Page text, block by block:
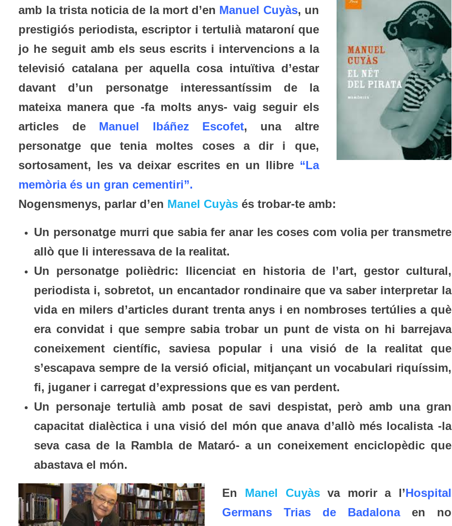
amb la trista noticia de la mort d’en Manuel Cuyàs, un
prestigiós periodista, escriptor i tertulià mataroní que
jo he seguit amb els seus escrits i intervencions a la
televisió catalana per aquella cosa intuïtiva d’estar
davant d’un personatge interessantíssim de la
mateixa manera que -fa molts anys- vaig seguir els
articles de Manuel Ibáñez Escofet, una altre
personatge que tenia moltes coses a dir i que,
sortosament, les va deixar escrites en un llibre“La
memòria és un gran cementiri”.
Nogensmenys, parlar d’en Manel Cuyàs és trobar-te amb:
Un personatge murri que sabia fer anar les coses com volia per transmetre
allò que li interessava de la realitat.
Un personatge polièdric: llicenciat en historia de l’art, gestor cultural,
periodista i, sobretot, un encantador rondinaire que va saber interpretar la
vida en milers d’articles durant trenta anys i en nombroses tertúlies a què
era convidat i que sempre sabia trobar un punt de vista on hi barrejava
coneixement científic, saviesa popular i una visió de la realitat que
s’escapava sempre de la versió oficial, mitjançant un vocabulari riquíssim,
fi, juganer i carregat d’expressions que es van perdent.
Un personaje tertulià amb posat de savi despistat, però amb una gran
capacitat dialèctica i una visió del món que anava d’allò més localista -la
seva casa de la Rambla de Mataró- a un coneixement enciclopèdic que
abastava el món.
En Manel Cuyàsva morir a l’Hospital
Germans Trias de Badalonaen no